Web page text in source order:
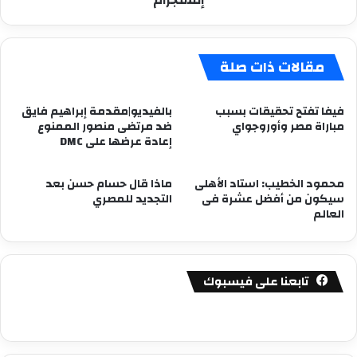
مقالات ذات صلة
فيفا تفتح تحقيقات بسبب
مباراة مصر وأوروجواي
بالفيديو|مقدمة إبراهيم فايق
ضد مرتضى منصور الممنوع
إعادة عرضها على DMC
محمود الخطيب: استاد الأهلى
سيكون من أفضل عشرة فى
العالم
ماذا قال حسام حسن بعد
التجديد للمصري
تابعنا على فيسبوك